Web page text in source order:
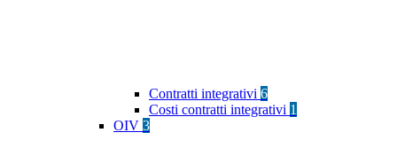
Contratti integrativi 6
Costi contratti integrativi 1
OIV 3